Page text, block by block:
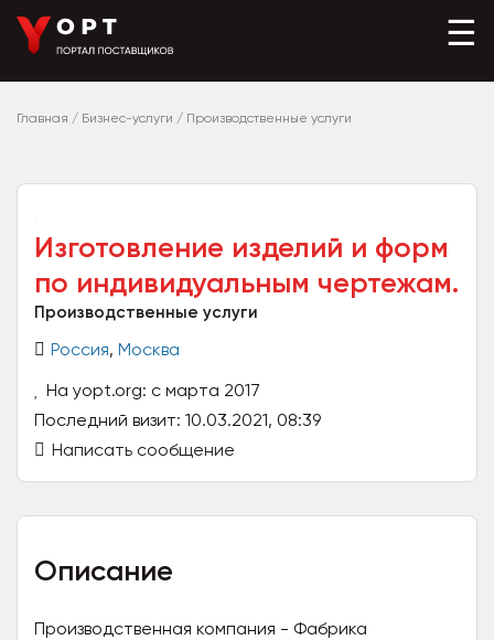
☰
Главная / Бизнес-услуги / Производственные услуги
Изготовление изделий и форм
по индивидуальным чертежам.
Производственные услуги
Россия, Москва
На yopt.org: с марта 2017
Последний визит: 10.03.2021, 08:39
Написать сообщение
Описание
Производственная компания - Фабрика